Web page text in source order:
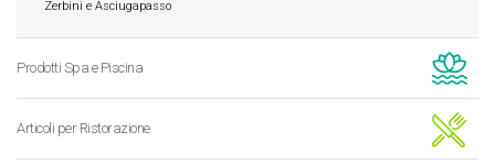
Zerbini e Asciugapasso
Prodotti Spa e Piscina
Articoli per Ristorazione